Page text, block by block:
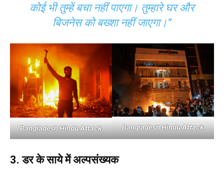
कोई भी तुम्हें बचा नहीं पाएगा। तुम्हारे घर और
बिजनेस को बख्शा नहीं जाएगा।”
Bangladesh Hindu Attack Bangladesh Hindu Attack
3. डर के साये में अल्पसंख्यक